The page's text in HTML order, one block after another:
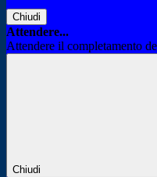
Chiudi
Attendere...
Attendere il completamento
Chiudi